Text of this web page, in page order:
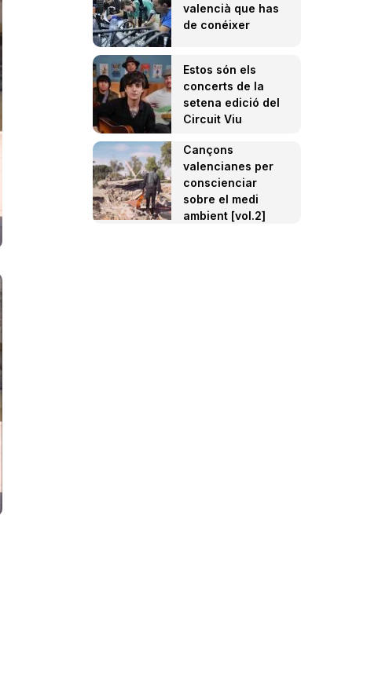
valencià que has
de conéixer
Estos són els
concerts de la
setena edició del
Circuit Viu
Cançons
valencianes per
conscienciar
sobre el medi
ambient [vol.2]